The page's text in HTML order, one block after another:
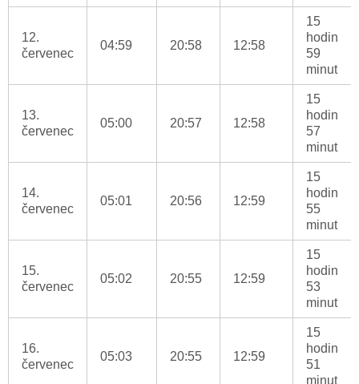
12.
červenec
04:59 20:58 12:58
15
hodin
59
minut
13.
červenec
05:00 20:57 12:58
15
hodin
57
minut
14.
červenec
05:01 20:56 12:59
15
hodin
55
minut
15.
červenec
05:02 20:55 12:59
15
hodin
53
minut
16.
červenec
05:03 20:55 12:59
15
hodin
51
minut